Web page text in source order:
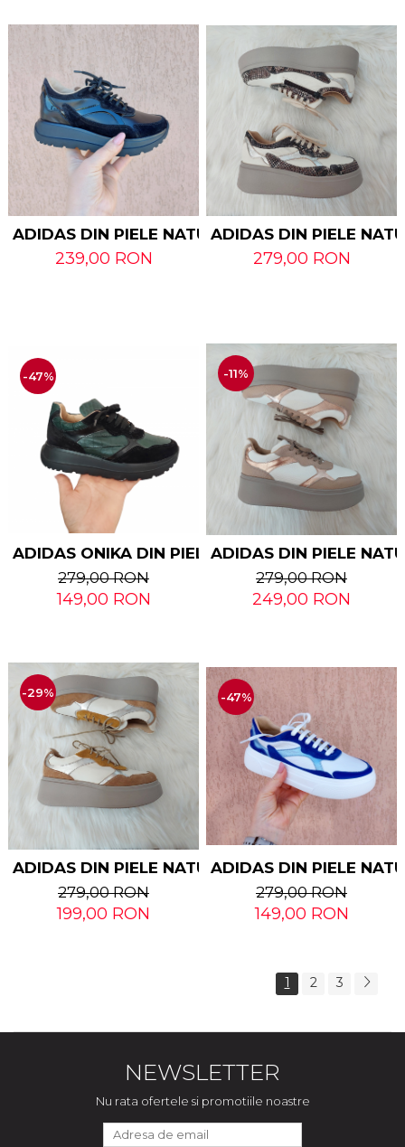
ADIDAS DIN PIELE NATURALA ONIKA
239,00 RON
ADIDAS DIN PIELE
279,00 RON
-47%
ADIDAS ONIKA DIN PIELE NATURALA
279,00 RON
149,00 RON
-11%
ADIDAS DIN PIELE
279,00 RON
249,00 RON
-29%
ADIDAS DIN PIELE NATURALA TALPA GROASA
279,00 RON
199,00 RON
-47%
ADIDAS DIN PIELE
279,00 RON
149,00 RON
1 2 3
NEWSLETTER
Nu rata ofertele si promotiile noastre